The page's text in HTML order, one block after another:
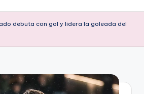
debuta con gol y lidera la goleada del